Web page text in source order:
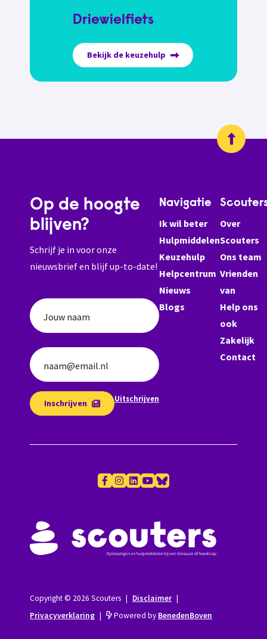
Driewielfiets
Bekijk de keuzehulp
Op de hoogte
blijven?
Schrijf je in voor onze
nieuwsbrief en blijf up-to-date!
Jouw naam
naam@email.nl
Inschrijven Uitschrijven
Navigatie
Ik wil beter
Hulpmiddelen
Keuzehulp
Helpcentrum
Nieuws
Blogs
Over
Scouters
Ons team
Vrienden
van
Help ons
ook
Zakelijk
Contact
Copyright © 2026 Scouters | Disclaimer |
Privacyverklaring | Powered by BenedenBoven